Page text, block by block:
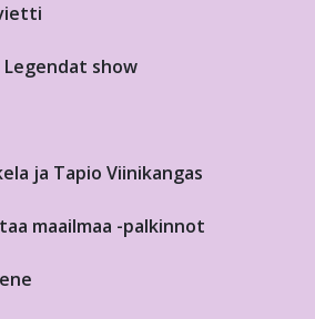
Legendat show
ja Tapio Viinikangas
maailmaa -palkinnot